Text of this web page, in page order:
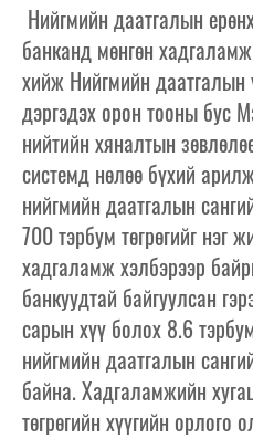
Нийгмийн даатгалын
банканд мөнгөн
хийж Нийгмийн даатгалын
дэргэдэх орон тооны бус
нийтийн хяналтын
системд нөлөө бүхий
нийгмийн даатгалын
700 тэрбум төгрөгийг нэг
хадгаламж хэлбэрээр
банкуудтай байгуулсан
сарын хүү болох 8.6
нийгмийн даатгалын
байна. Хадгаламжийн
төгрөгийн хүүгийн орлого